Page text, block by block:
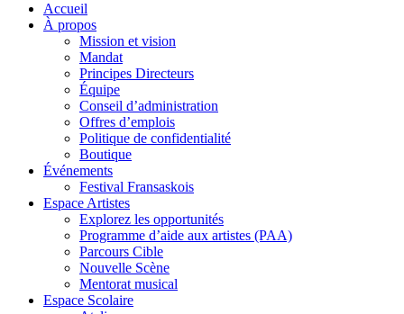
Accueil
À propos
Mission et vision
Mandat
Principes Directeurs
Équipe
Conseil d’administration
Offres d’emplois
Politique de confidentialité
Boutique
Événements
Festival Fransaskois
Espace Artistes
Explorez les opportunités
Programme d’aide aux artistes (PAA)
Parcours Cible
Nouvelle Scène
Mentorat musical
Espace Scolaire